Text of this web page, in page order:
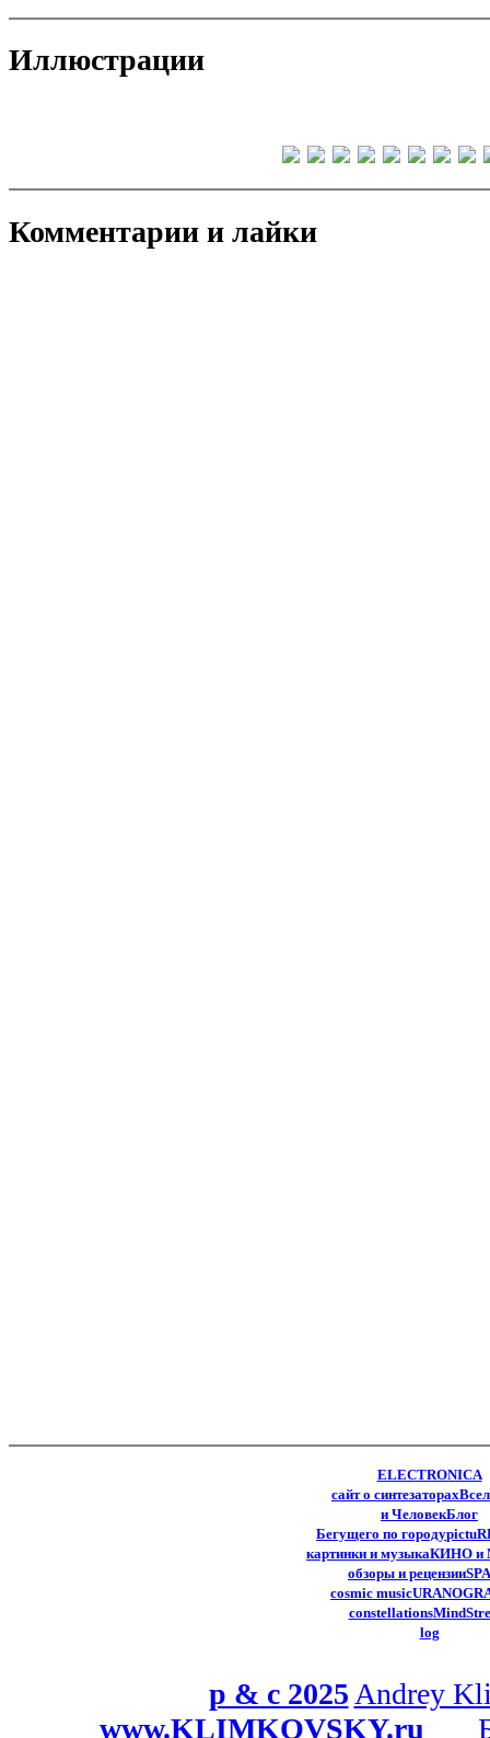
Иллюстрации
Комментарии и лайки
ELECTRONICA
сайт о синтезаторах
и ЧеловекБлог
Бегущего по городу
картинки и музыкаКИНО и
обзоры и рецензии
cosmic music
constellations
log
p & c 2025 Andrey
www.KLIMKOVSKY.ru